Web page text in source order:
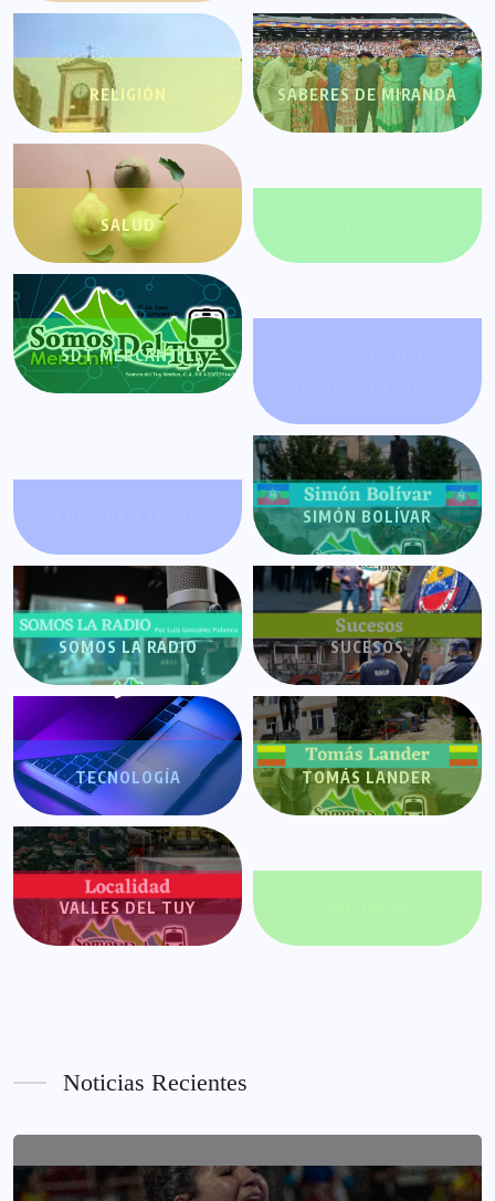
RELIGIÓN SABERES DE MIRANDA
SALUD
SDT MERCANTIL
SIMÓN BOLÍVAR
SOMOS LA RADIO SUCESOS
TECNOLOGÍA TOMÁS LANDER
VALLES DEL TUY
Noticias Recientes